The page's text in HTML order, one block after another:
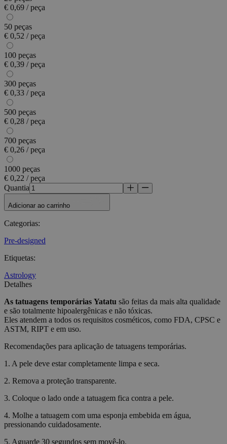
€ 0,69 / peça
50 peças
€ 0,52 / peça
100 peças
€ 0,39 / peça
300 peças
€ 0,33 / peça
500 peças
€ 0,28 / peça
700 peças
€ 0,26 / peça
1000 peças
€ 0,22 / peça
Quantia
Adicionar ao carrinho
Categorias:
Pre-designed
Etiquetas:
Astrology
Detalhes
As tatuagens temporárias Yatatu são feitas da mais alta qualidade
e são totalmente hipoalergênicas e não tóxicas.
Eles atendem a todos os requisitos cosméticos, como FDA, CPSC e
ASTM, RIPT e em uso.
Recomendações para aplicação de tatuagens temporárias.
1. A pele deve estar completamente limpa e seca.
2. Remova a proteção transparente.
3. Coloque o lado onde a tatuagem fica contra a pele.
4. Molhe a tatuagem com uma esponja embebida em água,
pressionando cuidadosamente.
5. Aguarde 30 segundos sem movê-lo.